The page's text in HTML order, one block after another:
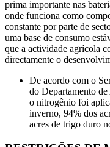
prima importante nas
onde funciona como
constante por parte de
uma base de consumo
que a actividade agrícola
directamente o
De acordo com o
do Departamento
o nitrogênio foi
inverno, 94% dos
acres de trigo duro